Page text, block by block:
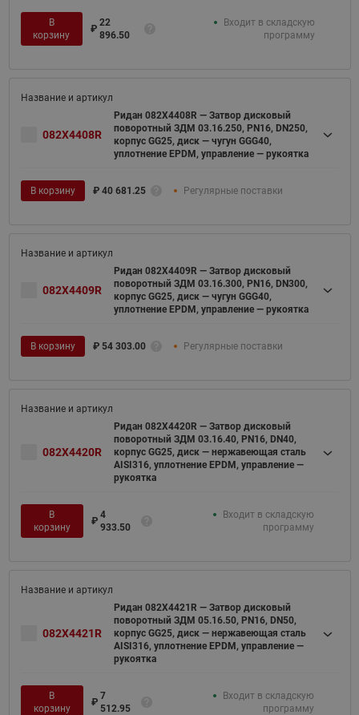
В
корзину
₽
22
896.50
Входит в складскую
программу
082X4408R
Ридан 082X4408R — Затвор дисковый
поворотный ЗДМ 03.16.250, PN16, DN250,
корпус GG25, диск — чугун GGG40,
уплотнение EPDM, управление — рукоятка
В корзину ₽ 40 681.25 Регулярные поставки
082X4409R
Ридан 082X4409R — Затвор дисковый
поворотный ЗДМ 03.16.300, PN16, DN300,
корпус GG25, диск — чугун GGG40,
уплотнение EPDM, управление — рукоятка
В корзину ₽ 54 303.00 Регулярные поставки
082X4420R
Ридан 082X4420R — Затвор дисковый
поворотный ЗДМ 03.16.40, PN16, DN40,
корпус GG25, диск — нержавеющая сталь
AISI316, уплотнение EPDM, управление —
рукоятка
В
корзину
₽
4
933.50
Входит в складскую
программу
082X4421R
Ридан 082X4421R — Затвор дисковый
поворотный ЗДМ 05.16.50, PN16, DN50,
корпус GG25, диск — нержавеющая сталь
AISI316, уплотнение EPDM, управление —
рукоятка
В
корзину
₽
7
512.95
Входит в складскую
программу